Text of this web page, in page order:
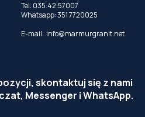
Tel: 035.42.57007
Whatsapp:351 7720025
E-mail: info@marmurgranit.net
skontaktuj się z nami
Messenger i WhatsApp.